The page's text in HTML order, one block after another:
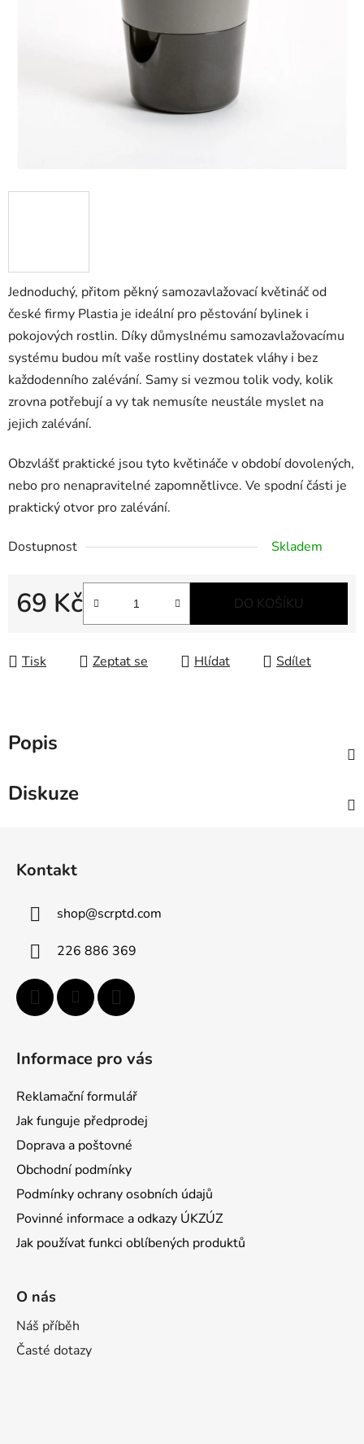
Jednoduchý, přitom pěkný samozavlažovací květináč od
české firmy Plastia je ideální pro pěstování bylinek i
pokojových rostlin. Díky důmyslnému samozavlažovacímu
systému budou mít vaše rostliny dostatek vláhy i bez
každodenního zalévání. Samy si vezmou tolik vody, kolik
zrovna potřebují a vy tak nemusíte neustále myslet na
jejich zalévání.
Obzvlášť praktické jsou tyto květináče v období dovolených,
nebo pro nenapravitelné zapomnětlivce. Ve spodní části je
praktický otvor pro zalévání.
Dostupnost Skladem
69 Kč
Měrná cena:
DO KOŠÍKU
Tisk Zeptat se Hlídat Sdílet
Popis
Diskuze
Kontakt
shop@scrptd.com
226 886 369
Informace pro vás
Reklamační formulář
Jak funguje předprodej
Doprava a poštovné
Obchodní podmínky
Podmínky ochrany osobních údajů
Povinné informace a odkazy ÚKZÚZ
Jak používat funkci oblíbených produktů
O nás
Náš příběh
Časté dotazy